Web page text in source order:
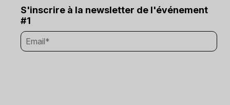
S'inscrire à la newsletter de l'événement
#1